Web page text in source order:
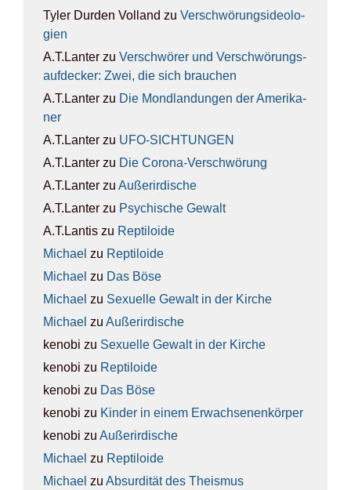
Tyler Durden Volland zu Ver­schwö­rungs­ideo­lo­
gien
A.T.Lanter zu Ver­schwö­rer und Ver­schwö­rungs­
auf­de­cker: Zwei, die sich brau­chen
A.T.Lanter zu Die Mond­lan­dun­gen der Ame­ri­ka­
ner
A.T.Lanter zu UFO-SICH­TUN­GEN
A.T.Lanter zu Die Coro­na-Ver­schwö­rung
A.T.Lanter zu Außer­ir­di­sche
A.T.Lanter zu Psy­chi­sche Gewalt
A.T.Lantis zu Rep­ti­lo­ide
Michael zu Rep­ti­lo­ide
Michael zu Das Böse
Michael zu Sexu­el­le Gewalt in der Kir­che
Michael zu Außer­ir­di­sche
kenobi zu Sexu­el­le Gewalt in der Kir­che
kenobi zu Rep­ti­lo­ide
kenobi zu Das Böse
kenobi zu Kin­der in einem Erwach­se­nen­kör­per
kenobi zu Außer­ir­di­sche
Michael zu Rep­ti­lo­ide
Michael zu Absur­di­tät des The­is­mus